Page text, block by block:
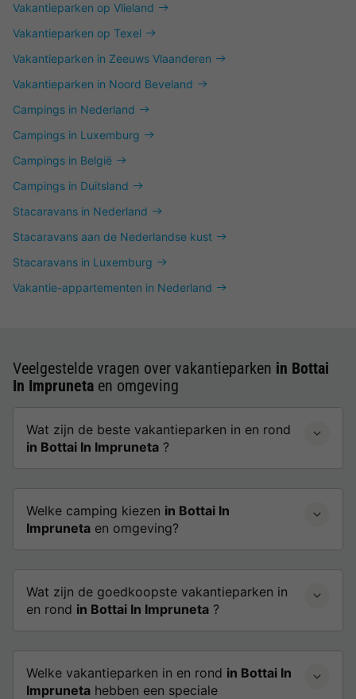
Vakantieparken op Vlieland
Vakantieparken op Texel
Vakantieparken in Zeeuws Vlaanderen
Vakantieparken in Noord Beveland
Campings in Nederland
Campings in Luxemburg
Campings in België
Campings in Duitsland
Stacaravans in Nederland
Stacaravans aan de Nederlandse kust
Stacaravans in Luxemburg
Vakantie-appartementen in Nederland
Veelgestelde vragen over vakantieparken in Bottai
In Impruneta en omgeving
Wat zijn de beste vakantieparken in en rond
in Bottai In Impruneta ?
Welke camping kiezen in Bottai In
Impruneta en omgeving?
Wat zijn de goedkoopste vakantieparken in
en rond in Bottai In Impruneta ?
Welke vakantieparken in en rond in Bottai In
Impruneta hebben een speciale